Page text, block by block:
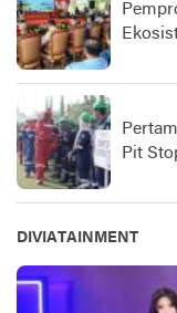
Pit
DIVIATAINMENT